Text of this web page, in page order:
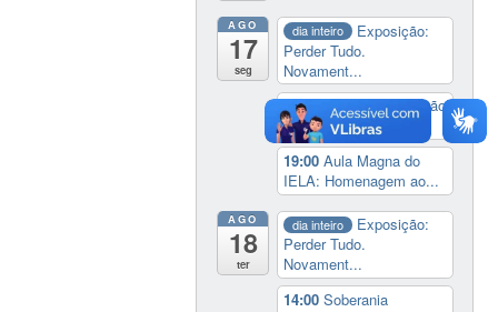
AGO
17
seg
dia inteiro
Exposição:
Perder Tudo.
Novament...
16:00Curso de formação
em Jornalismo ...
19:00Aula Magna do
IELA: Homenagem ao...
AGO
18
ter
dia inteiro
Exposição:
Perder Tudo.
Novament...
14:00Soberania